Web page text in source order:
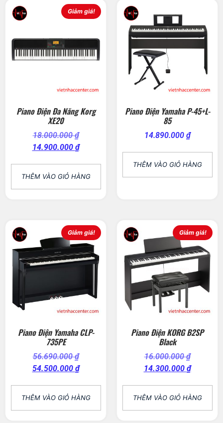
Giảm giá!
Piano Điện Đa Năng Korg
XE20
18.000.000₫
14.900.000 ₫
THÊM VÀO GIỎ HÀNG
Piano Điện Yamaha P-45+L-
85
14.890.000 ₫
THÊM VÀO GIỎ HÀNG
Giảm giá!
Piano Điện Yamaha CLP-
735PE
56.690.000₫
54.500.000 ₫
THÊM VÀO GIỎ HÀNG
Giảm giá!
Piano Điện KORG B2SP
Black
16.000.000₫
14.300.000 ₫
THÊM VÀO GIỎ HÀNG